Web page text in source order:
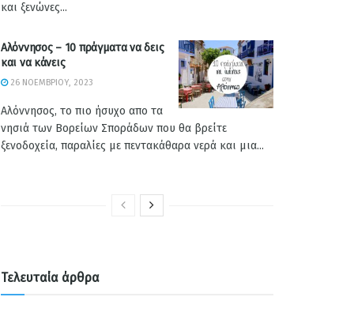
και ξενώνες...
Αλόννησος – 10 πράγματα να δεις
και να κάνεις
26 ΝΟΕΜΒΡΊΟΥ, 2023
Αλόννησος, το πιο ήσυχο απο τα
νησιά των Βορείων Σποράδων που θα βρείτε
ξενοδοχεία, παραλίες με πεντακάθαρα νερά και μια...
Τελευταία άρθρα